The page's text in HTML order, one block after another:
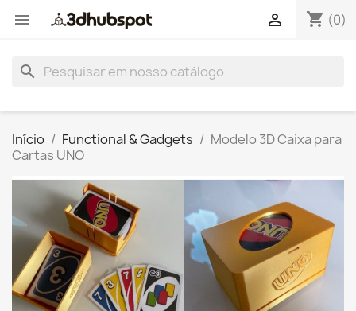
 shopping_cart (0)

search
Início Functional & Gadgets
Modelo 3D Caixa para
Cartas UNO